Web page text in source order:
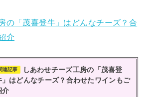
の「茂喜登牛」はどんなチーズ？合
介
連記事
しあわせチーズ工房の「茂喜登
」はどんなチーズ？合わせたワインもご
介